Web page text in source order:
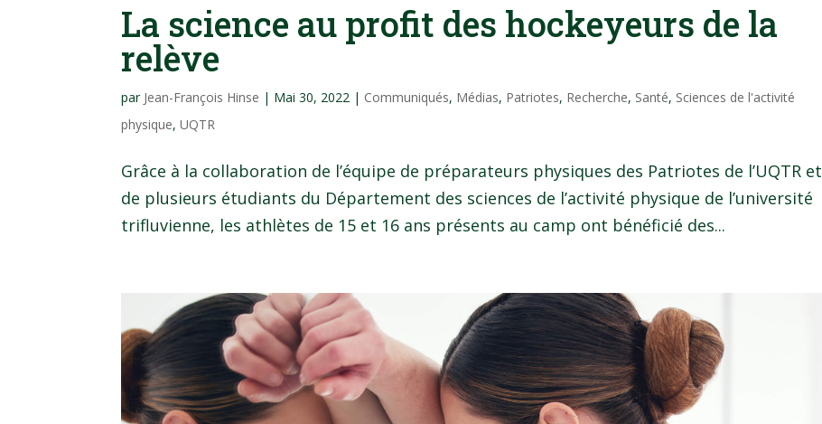
La science au profit des hockeyeurs de la
relève
par Jean-François Hinse | Mai 30, 2022 | Communiqués, Médias, Patriotes, Recherche, Santé, Sciences de l'activité
physique,UQTR
Grâce à la collaboration de l’équipe de préparateurs physiques des Patriotes de l’UQTR et
de plusieurs étudiants du Département des sciences de l’activité physique de l’université
trifluvienne, les athlètes de 15 et 16 ans présents au camp ont bénéficié des...